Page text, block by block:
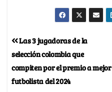
Las 3 jugadoras de la
selección colombia que
compiten por el premio a mejor
futbolista del 2024